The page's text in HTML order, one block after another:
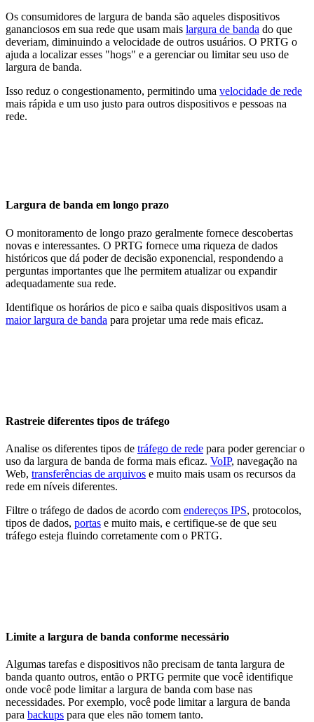
Os consumidores de largura de banda são aqueles dispositivos
gananciosos em sua rede que usam mais largura de banda do que
deveriam, diminuindo a velocidade de outros usuários. O PRTG o
ajuda a localizar esses "hogs" e a gerenciar ou limitar seu uso de
largura de banda.
Isso reduz o congestionamento, permitindo uma velocidade de rede
mais rápida e um uso justo para outros dispositivos e pessoas na
rede.
Largura de banda em longo prazo
O monitoramento de longo prazo geralmente fornece descobertas
novas e interessantes. O PRTG fornece uma riqueza de dados
históricos que dá poder de decisão exponencial, respondendo a
perguntas importantes que lhe permitem atualizar ou expandir
adequadamente sua rede.
Identifique os horários de pico e saiba quais dispositivos usam a
maior largura de banda para projetar uma rede mais eficaz.
Rastreie diferentes tipos de tráfego
Analise os diferentes tipos de tráfego de rede para poder gerenciar o
uso da largura de banda de forma mais eficaz. VoIP, navegação na
Web, transferências de arquivos e muito mais usam os recursos da
rede em níveis diferentes.
Filtre o tráfego de dados de acordo com endereços IPS, protocolos,
tipos de dados, portas e muito mais, e certifique-se de que seu
tráfego esteja fluindo corretamente com o PRTG.
Limite a largura de banda conforme necessário
Algumas tarefas e dispositivos não precisam de tanta largura de
banda quanto outros, então o PRTG permite que você identifique
onde você pode limitar a largura de banda com base nas
necessidades. Por exemplo, você pode limitar a largura de banda
para backups para que eles não tomem tanto.